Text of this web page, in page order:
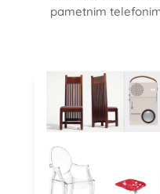
pametnim